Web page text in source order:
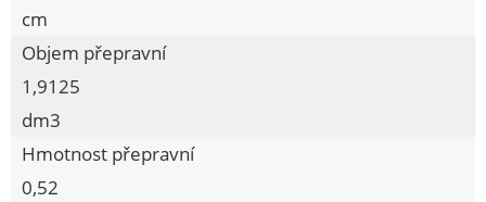
DÓZY, BOXY, CHLEBOVKY
VÝROBKY DŘEVĚNÉ
cm
Objem přepravní
1,9125
dm3
Hmotnost přepravní
0,52